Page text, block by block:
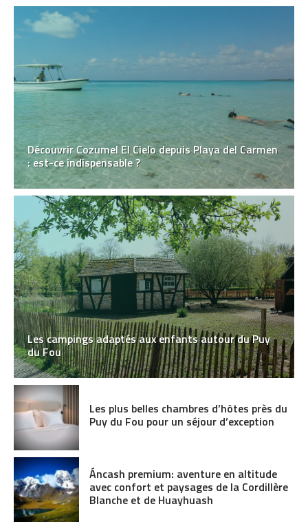
Découvrir Cozumel El Cielo depuis Playa del Carmen
: est-ce indispensable ?
Les campings adaptés aux enfants autour du Puy
du Fou
Les plus belles chambres d’hôtes près du
Puy du Fou pour un séjour d’exception
Áncash premium: aventure en altitude
avec confort et paysages de la Cordillère
Blanche et de Huayhuash